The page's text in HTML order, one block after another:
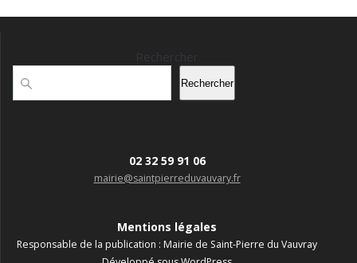
Rechercher
02 32 59 91 06
mairie@saintpierreduvauvary.fr
Mentions légales
Responsable de la publication : Mairie de Saint-Pierre du Vauvray